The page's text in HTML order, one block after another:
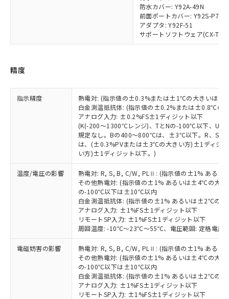
防水カバー: Y92A-49N
前面ポートカバー: Y92S-P7
アダプタ: Y92F-51
サポートソフトウェア(CX-
精度
指示精度
熱電対: (指示値の±0.3%または±1℃の大きいほう
白金測温抵抗体: (指示値の±0.2%または±0.8℃の
アナログ入力: ±0.2%FS±1ディジット以下
(K(-200～1300℃レンジ)、TとNの-100℃以下、U
規定なし。Bの400～800℃は、±3℃以下。R、S
は、(±0.3%PVまたは±3℃の大きい方)±1ディジ
い方)±1ディジット以下。)
温度/電圧の影響
熱電対: R, S, B, C/W, PLⅡ: (指示値の±1% ある
その他熱電対: (指示値の±1% あるいは±4℃の大き
の-100℃以下は±10℃以内
白金測温抵抗体: (指示値の±1% あるいは±2℃の大
アナログ入力: ±1%FS±1ディジット以下
リモートSP入力: ±1%FS±1ディジット以下
周囲温度: -10℃～23℃～55℃、電圧範囲: 定格電圧
電磁妨害の影響
熱電対: R, S, B, C/W, PLⅡ: (指示値の±1% ある
その他熱電対: (指示値の±1% あるいは±4℃の大き
の-100℃以下は±10℃以内
白金測温抵抗体: (指示値の±1% あるいは±2℃の大
アナログ入力: ±1%FS±1ディジット以下
リモートSP入力: ±1%FS±1ディジット以下
正式な納期状況および標準価格はお客
様のお取引先、またはお客様担当のオ
ムロン制御機器販売店・当社販売員に
オムロン制御機器販売店や当社販売拠
事前の承諾なく第三者に漏洩または開
示しないようお願いします。
マイパーツ機能（部品リスト作成サー
ビス）をご利用いただくには、I-Web
メンバーズにご登録されている必要が
あります。
お客様が当ウェブサイト上で当社にご
登録された部品リストについて、当社
および当社の共同利用者が、当社の製
品・サービスに関するお客様との取
引・商談に必要な範囲で利用すること
をご了承ください。
※当社の共同利用者とは、"個人情報
の共同利用に関して"
の「1.共同利
用者の範囲」に記載されている法人を
指します。
ル) (DEHP)(別名：DOP) 1000ppm以下、フタル酸ブチ
ルベンジル（BBP） 1000ppm以下、フタル酸ジブチル
（DBP） 1000ppm以下、フタル酸ジイソブチル
但し、RoHS指令で産業用監視および制御機器に対する
※2 対応予定月
部品在庫の切り替え状況などにより、予定
月が前後することがあります。
※3 非含有証明書ダウンロード
下記の非含有証明書をダウンロードするこ
とができます。
EU RoHS指令（10物質）の非含有証明書
51物質の非含有証明書（当社基準）
※本証明書は発行日時点で非含有を証明す
るもので、過去に遡って非含有を証明する
ものではありません。
また、RoHS指令のフタル酸エステル類４
物質の対応では、対応完了までの期間は出
荷製品に未対応品が混在することから備考
DBP(フタル酸ジブチル) : 1000ppm、 DIBP(フタル酸ジ
イソブチル) : 1000ppm、 BBP(フタル酸ブチルベンジ
DEHP(フタル酸ビス(2-エチルヘキシル)) : 1000ppm
「ｅ」：有害物質（10物質）のすべてが基
準値以下であることを示します。
「10」：通常の使用状況下において有害物
質が外部に漏えいし、環境に深刻な影響を
及ぼさない年数を意味します。
「－」：未確認です。当社販売部門へお問
い合わせください。
全に破砕するなど、違法に輸出されな
いよう必要な手段を講じます。
当社は貴社製品を、核兵器、ミサイ
ル、化学兵器、生物兵器またはその他
場合は、上記1、2および3の内容を当
該第三者に通知します。また当社は、
販売先および販売に係わる関係者が違
法に輸出するおそれがある場合は、取
り引きをいたしません。
合意する キャンセル
一定数には満たないが在庫あり
－
在庫なし(最新の在庫状況につ
認ください)
受注生産機種、また在庫状況の
情報を公開していない機種